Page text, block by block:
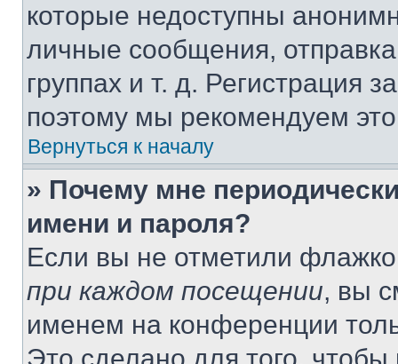
которые недоступны
личные сообщения,
группах и т. д. Регистрация
поэтому мы рекомендуем
Вернуться к началу
» Почему мне
имени и пароля?
Если вы не отметили
при каждом посещении, вы
именем на конференции